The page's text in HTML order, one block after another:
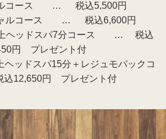
ルコース … 税込5,500円
ャルコース … 税込6,600円
上ヘッドスパ7分コース … 税込
円 プレゼント付
ヘッドスパ15分＋レジュモパックコ
12,650円 プレゼント付